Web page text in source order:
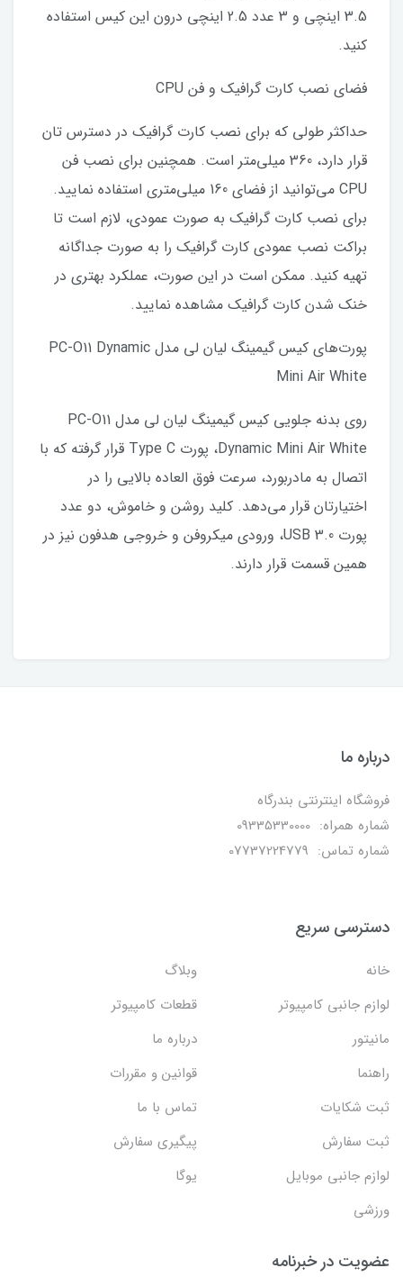
3.5 اینچی و 3 عدد 2.5 اینچی درون این کیس استفاده
کنید.
فضای نصب کارت گرافیک و فن CPU
حداکثر طولی که برای نصب کارت گرافیک در دسترس تان
قرار دارد، 360 میلی‌متر است. همچنین برای نصب فن
CPU می‌توانید از فضای 160 میلی‌متری استفاده نمایید.
برای نصب کارت گرافیک به صورت عمودی، ‌لازم است تا
براکت نصب عمودی کارت گرافیک را به صورت جداگانه
تهیه کنید. ممکن است در این صورت،‌ عملکرد بهتری در
خنک شدن کارت گرافیک مشاهده نمایید.
پورت‌های کیس گیمینگ لیان لی مدل PC-O11 Dynamic
Mini Air White
روی بدنه جلویی کیس گیمینگ لیان لی مدل PC-O11
Dynamic Mini Air White، پورت Type C قرار گرفته که با
اتصال به مادربورد، سرعت فوق‌ العاده بالایی را در
اختیارتان قرار می‌دهد. کلید روشن و خاموش، دو عدد
پورت USB 3.0، ورودی میکروفن و خروجی هدفون نیز در
همین قسمت قرار دارند.
درباره ما
فروشگاه اینترنتی بندرگاه
شماره همراه: 09335330000
شماره تماس: 07737224779
دسترسی سریع
خانه
وبلاگ
لوازم جانبی کامپیوتر
قطعات کامپیوتر
مانیتور
درباره ما
راهنما
قوانین و مقررات
ثبت شکایات
تماس با ما
ثبت سفارش
پیگیری سفارش
لوازم جانبی موبایل
یوگا
ورزشی
عضویت در خبرنامه